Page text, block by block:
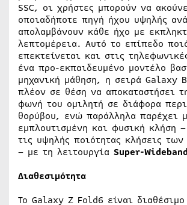
SSC, οι χρήστες μπορούν να ακούνε
οποιαδήποτε πηγή ήχου υψηλής
απολαμβάνουν κάθε ήχο με
λεπτομέρεια. Αυτό το επίπεδο
επεκτείνεται και στις
ένα προ-εκπαιδευμένο μοντέλο
μηχανική μάθηση, η σειρά Galaxy
πλέον σε θέση να αποκαταστήσει
φωνή του ομιλητή σε διάφορα
θορύβου, ενώ παράλληλα παρέχει
εμπλουτισμένη και φυσική κλήση
τις υψηλής ποιότητας κλήσεις
– με τη λειτουργία Super-Wideband
Διαθεσιμότητα
Το Galaxy Z Fold6 είναι διαθέσιμο